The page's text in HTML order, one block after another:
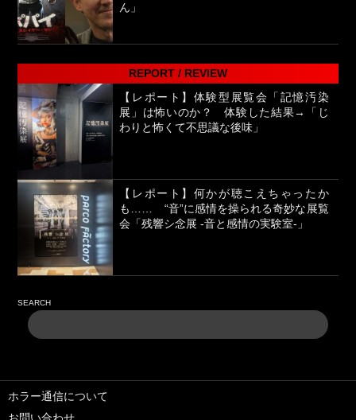
ん」
REPORT / REVIEW
【レポート】体験型展覧会「記憶汚染
展」は怖いのか？ 体験した結果→「じ
わりと怖くて不思議な後味」
【レポート】何かが聴こえちゃったか
も…… “音”に感情を操られる奇妙な展覧
会「残響シ念展 -⾳と感情の実験室-」
SEARCH
ホラー通信について